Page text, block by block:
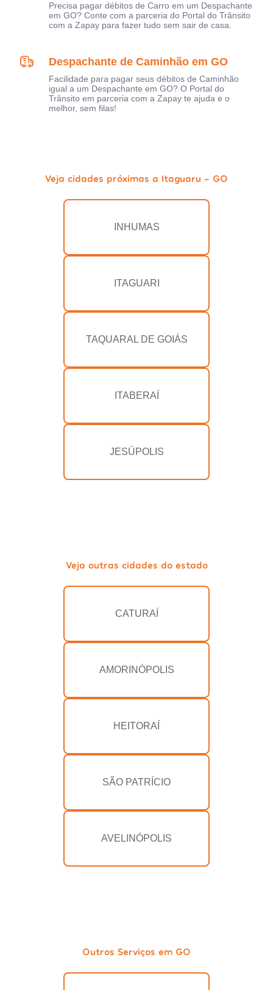
Precisa pagar débitos de Carro em um Despachante
em GO? Conte com a parceria do Portal do Trânsito
com a Zapay para fazer tudo sem sair de casa.
Despachante de Caminhão em GO
Facilidade para pagar seus débitos de Caminhão
igual a um Despachante em GO? O Portal do
Trânsito em parceria com a Zapay te ajuda e o
melhor, sem filas!
Veja cidades próximas a Itaguaru - GO
INHUMAS
ITAGUARI
TAQUARAL DE GOIÁS
ITABERAÍ
JESÚPOLIS
Veja outras cidades do estado
CATURAÍ
AMORINÓPOLIS
HEITORAÍ
SÃO PATRÍCIO
AVELINÓPOLIS
Outros Serviços em GO